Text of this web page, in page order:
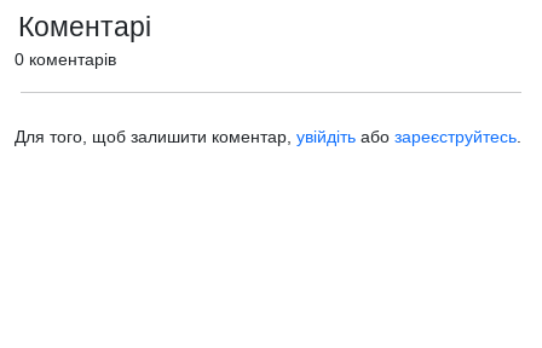
Коментарі
0 коментарів
Для того, щоб залишити коментар, увійдіть або зареєструйтесь